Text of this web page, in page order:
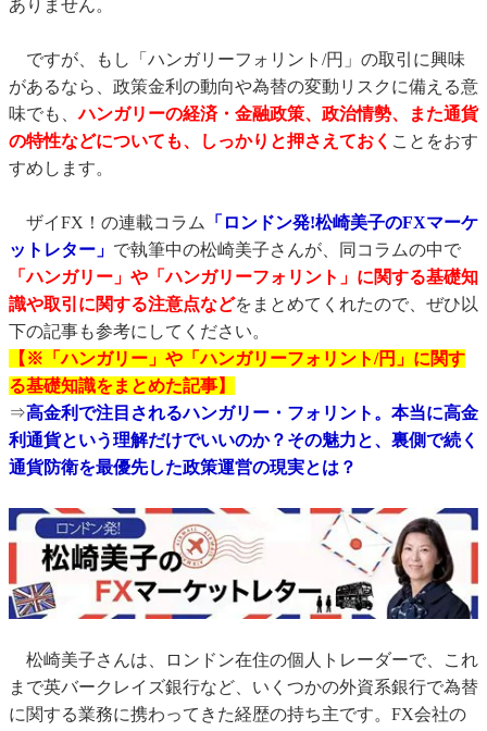
ありません。
ですが、もし「ハンガリーフォリント/円」の取引に興味
があるなら、政策金利の動向や為替の変動リスクに備える意
味でも、ハンガリーの経済・金融政策、政治情勢、また通貨
の特性などについても、しっかりと押さえておく ことをおす
すめします。
ザイFX！の連載コラム
「ロンドン発!松崎美子のFXマーケ
ットレター」 で執筆中の松崎美子さんが、同コラムの中で
「ハンガリー」や「ハンガリーフォリント」に関する基礎知
識や取引に関する注意点などをまとめてくれたので、ぜひ以
下の記事も参考にしてください。
【※「ハンガリー」や「ハンガリーフォリント/円」に関す
る基礎知識をまとめた記事】
⇒高金利で注目されるハンガリー・フォリント。本当に高金
利通貨という理解だけでいいのか？その魅力と、裏側で続く
通貨防衛を最優先した政策運営の現実とは？
松崎美子さんは、ロンドン在住の個人トレーダーで、これ
まで英バークレイズ銀行など、いくつかの外資系銀行で為替
に関する業務に携わってきた経歴の持ち主です。FX会社の